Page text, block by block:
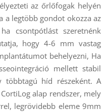
az őrlőfogak helyén
a legtöbb gondot okozza az
csontpótlást szeretnénk
hogy 4-6 mm vastag
behelyezni, Ha
mellett stabil
többtagú híd részeként. A
alap rendszer, mely
legrövidebb eleme 9mm